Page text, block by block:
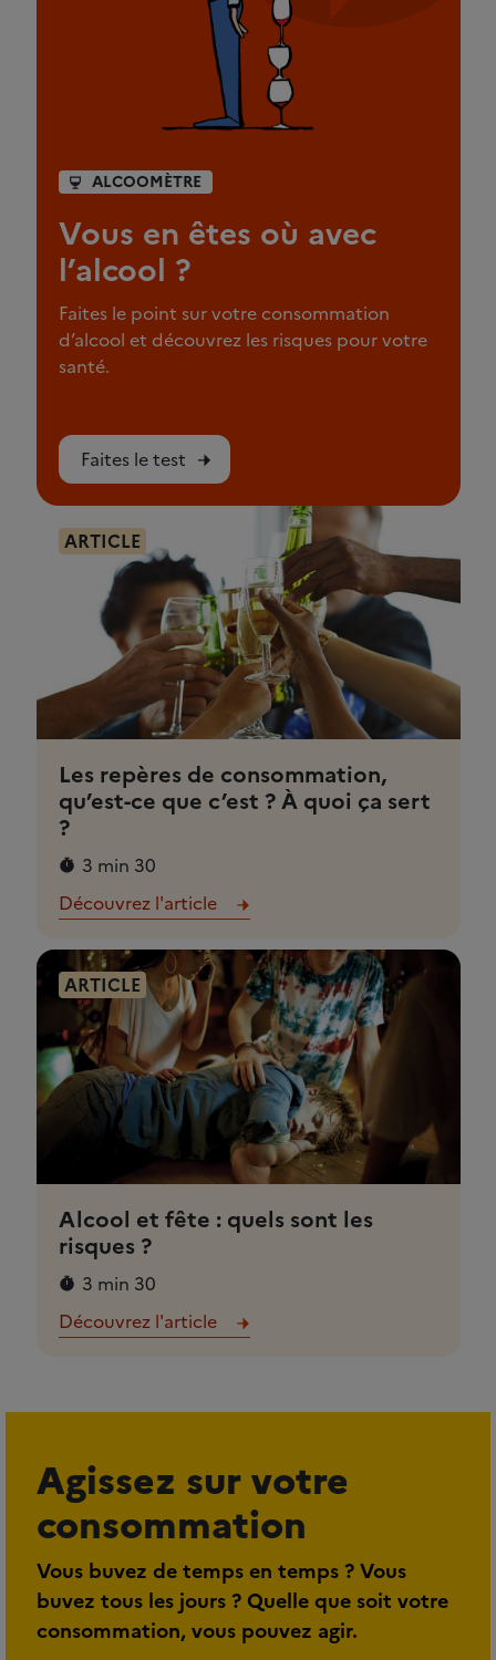
ALCOOMÈTRE
Vous en êtes où avec
l’alcool ?
Faites le point sur votre consommation
d’alcool et découvrez les risques pour votre
santé.
Faites le test
ARTICLE
Les repères de consommation,
qu’est-ce que c’est ? À quoi ça sert
?
3 min 30
Découvrez l'article
ARTICLE
Alcool et fête : quels sont les
risques ?
3 min 30
Découvrez l'article
Agissez sur votre
consommation
Vous buvez de temps en temps ? Vous
buvez tous les jours ? Quelle que soit votre
consommation, vous pouvez agir.